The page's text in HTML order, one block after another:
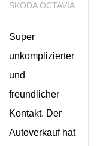
SKODA OCTAVIA
Super
unkomplizierter
und
freundlicher
Kontakt. Der
Autoverkauf hat